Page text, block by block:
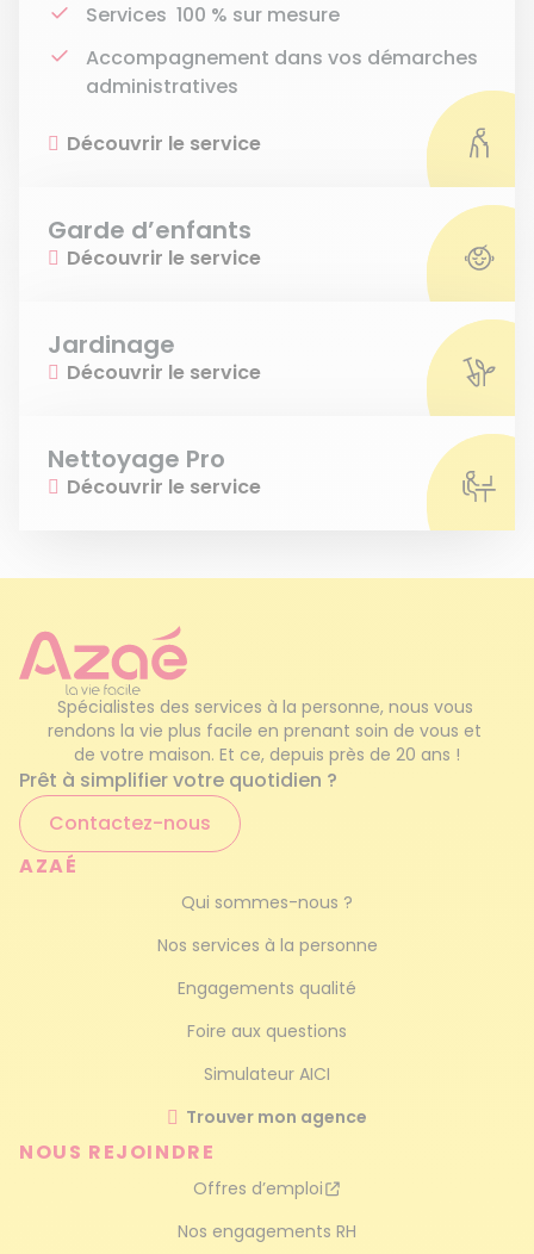
Services 100 % sur mesure
Accompagnement dans vos démarches
administratives
Découvrir le service
Garde d’enfants
Découvrir le service
Jardinage
Découvrir le service
Nettoyage Pro
Découvrir le service
Spécialistes des services à la personne, nous vous
rendons la vie plus facile en prenant soin de vous et
de votre maison. Et ce, depuis près de 20 ans !
Prêt à simplifier votre quotidien ?
Contactez-nous
AZAÉ
Qui sommes-nous ?
Nos services à la personne
Engagements qualité
Foire aux questions
Simulateur AICI
Trouver mon agence
NOUS REJOINDRE
Offres d’emploi
Nos engagements RH